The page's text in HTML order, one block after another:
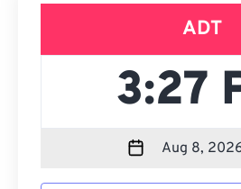
ADT